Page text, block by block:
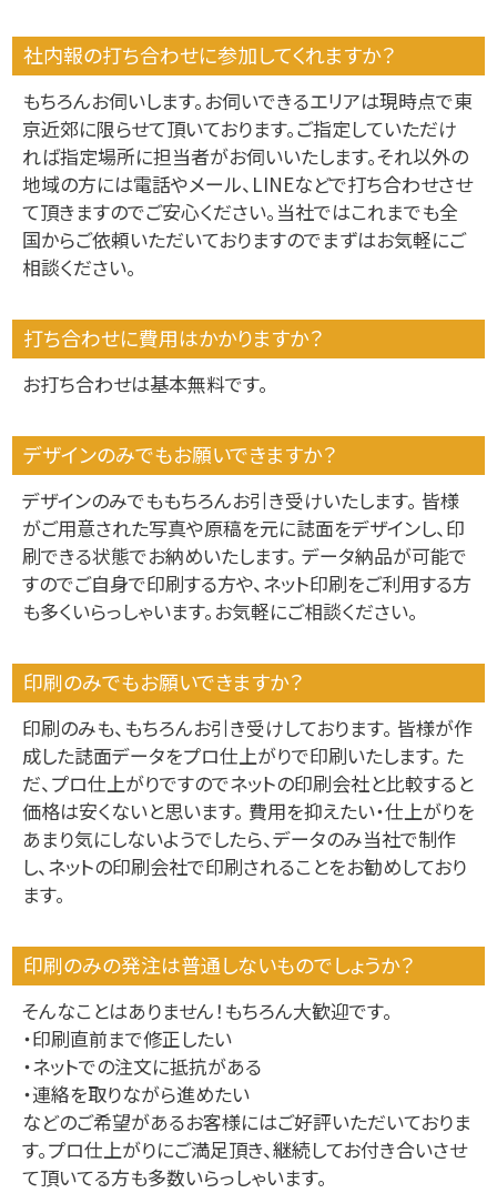
社内報の打ち合わせに参加してくれますか？
もちろんお伺いします。お伺いできるエリアは現時点で東
京近郊に限らせて頂いております。ご指定していただけ
れば指定場所に担当者がお伺いいたします。それ以外の
地域の方には電話やメール、LINEなどで打ち合わせさせ
て頂きますのでご安心ください。当社ではこれまでも全
国からご依頼いただいておりますのでまずはお気軽にご
相談ください。
打ち合わせに費用はかかりますか？
お打ち合わせは基本無料です。
デザインのみでもお願いできますか？
デザインのみでももちろんお引き受けいたします。 皆様
がご用意された写真や原稿を元に誌面をデザインし、印
刷できる状態でお納めいたします。 データ納品が可能で
すのでご自身で印刷する方や、ネット印刷をご利用する方
も多くいらっしゃいます。お気軽にご相談ください。
印刷のみでもお願いできますか？
印刷のみも、もちろんお引き受けしております。 皆様が作
成した誌面データをプロ仕上がりで印刷いたします。 た
だ、プロ仕上がりですのでネットの印刷会社と比較すると
価格は安くないと思います。 費用を抑えたい・仕上がりを
あまり気にしないようでしたら、データのみ当社で制作
し、ネットの印刷会社で印刷されることをお勧めしており
ます。
印刷のみの発注は普通しないものでしょうか？
そんなことはありません！もちろん大歓迎です。
・印刷直前まで修正したい
・ネットでの注文に抵抗がある
・連絡を取りながら進めたい
などのご希望があるお客様にはご好評いただいておりま
す。プロ仕上がりにご満足頂き、継続してお付き合いさせ
て頂いてる方も多数いらっしゃいます。